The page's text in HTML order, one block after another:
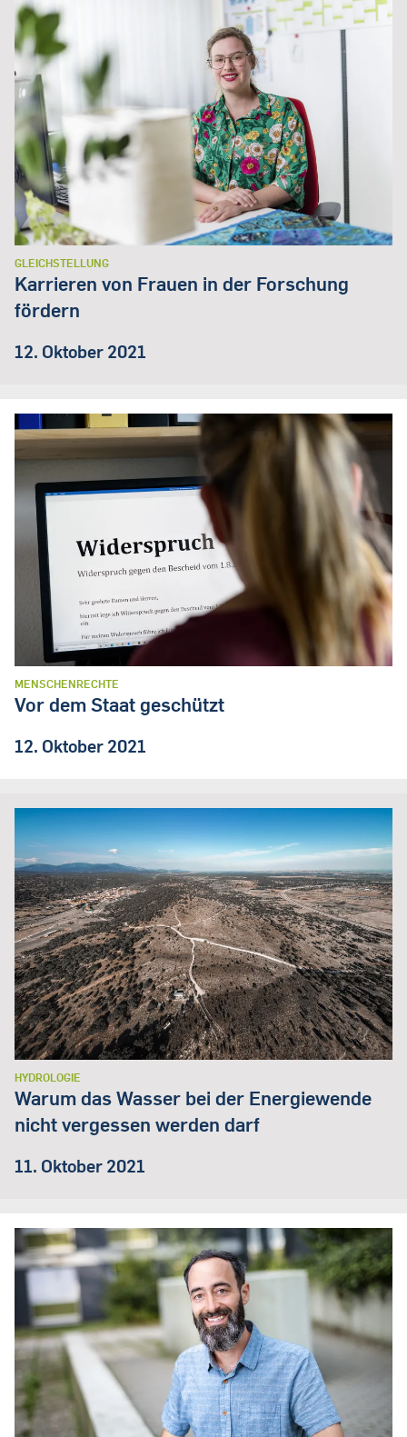
GLEICHSTELLUNG
Karrieren von Frauen in der Forschung
fördern
12. Oktober 2021
MENSCHENRECHTE
Vor dem Staat geschützt
12. Oktober 2021
HYDROLOGIE
Warum das Wasser bei der Energiewende
nicht vergessen werden darf
11. Oktober 2021